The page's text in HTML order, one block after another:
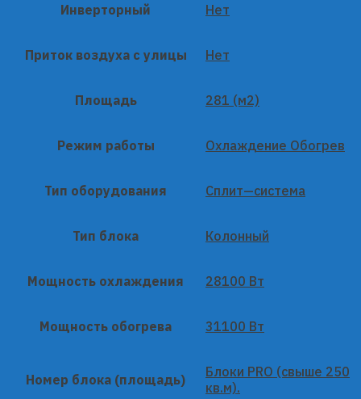
Инверторный Нет
Приток воздуха с улицы Нет
Площадь 281 (м2)
Режим работы Охлаждение Обогрев
Тип оборудования Сплит—система
Тип блока Колонный
Мощность охлаждения 28100 Вт
Мощность обогрева 31100 Вт
Номер блока (площадь)
Блоки PRO (свыше 250
кв.м).